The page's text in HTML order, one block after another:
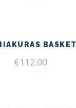
BASKET
€112.00